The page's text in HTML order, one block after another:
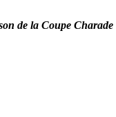
de la Coupe Charade